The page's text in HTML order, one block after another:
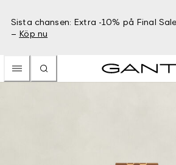
Sista chansen: Extra -10% på Final
– Köp nu